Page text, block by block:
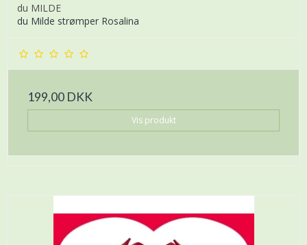
du MILDE
du Milde strømper Rosalina
199,00 DKK
Vis produkt